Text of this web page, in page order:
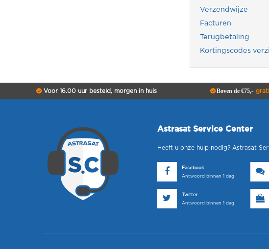
Verzendwijze
Facturen
Terugbetaling
Kortingscodes
Voor 16.00 uur besteld, morgen in huis Boven de €75,-
Astrasat Service Center
Heeft u onze hulp nodig? Astrasat
Facebook
Antwoord binnen 1 dag
Twitter
Antwoord binnen 1 dag